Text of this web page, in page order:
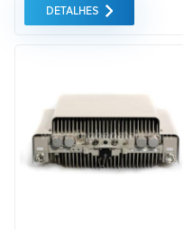
ecologicamente correto,
embalagem eficientes
DETALHES